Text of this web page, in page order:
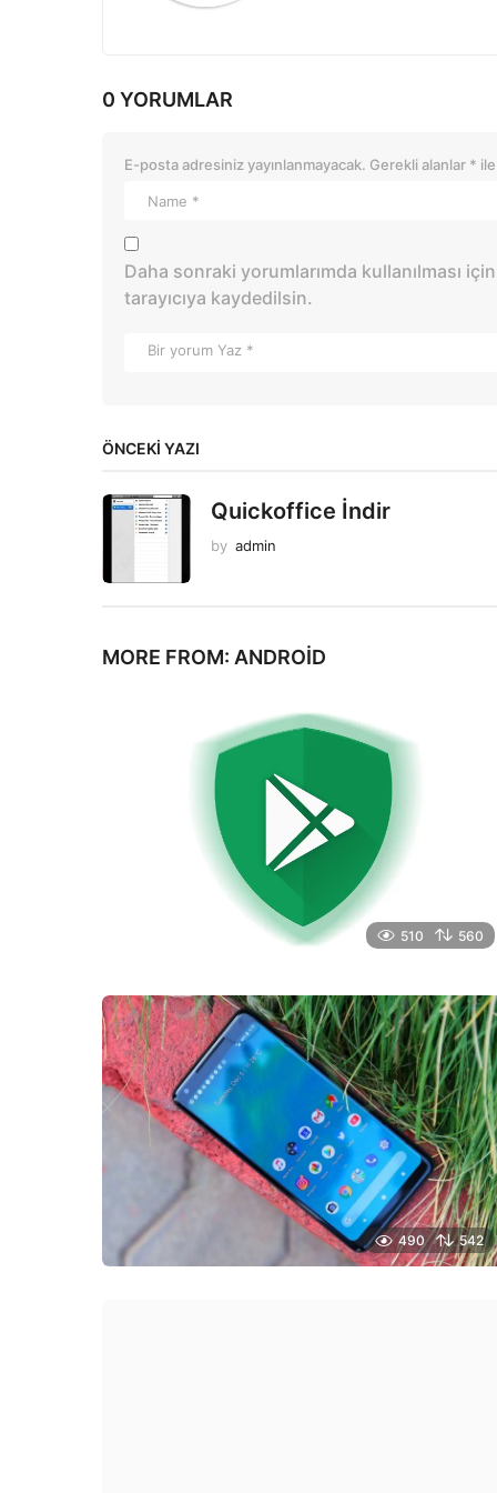
0 YORUMLAR
E-posta adresiniz yayınlanmayacak. Gerekli alanlar *
Daha sonraki yorumlarımda kullanılması
tarayıcıya kaydedilsin.
ÖNCEKI YAZI
Quickoffice İndir
by admin
MORE FROM: ANDROID
510 560
490 542